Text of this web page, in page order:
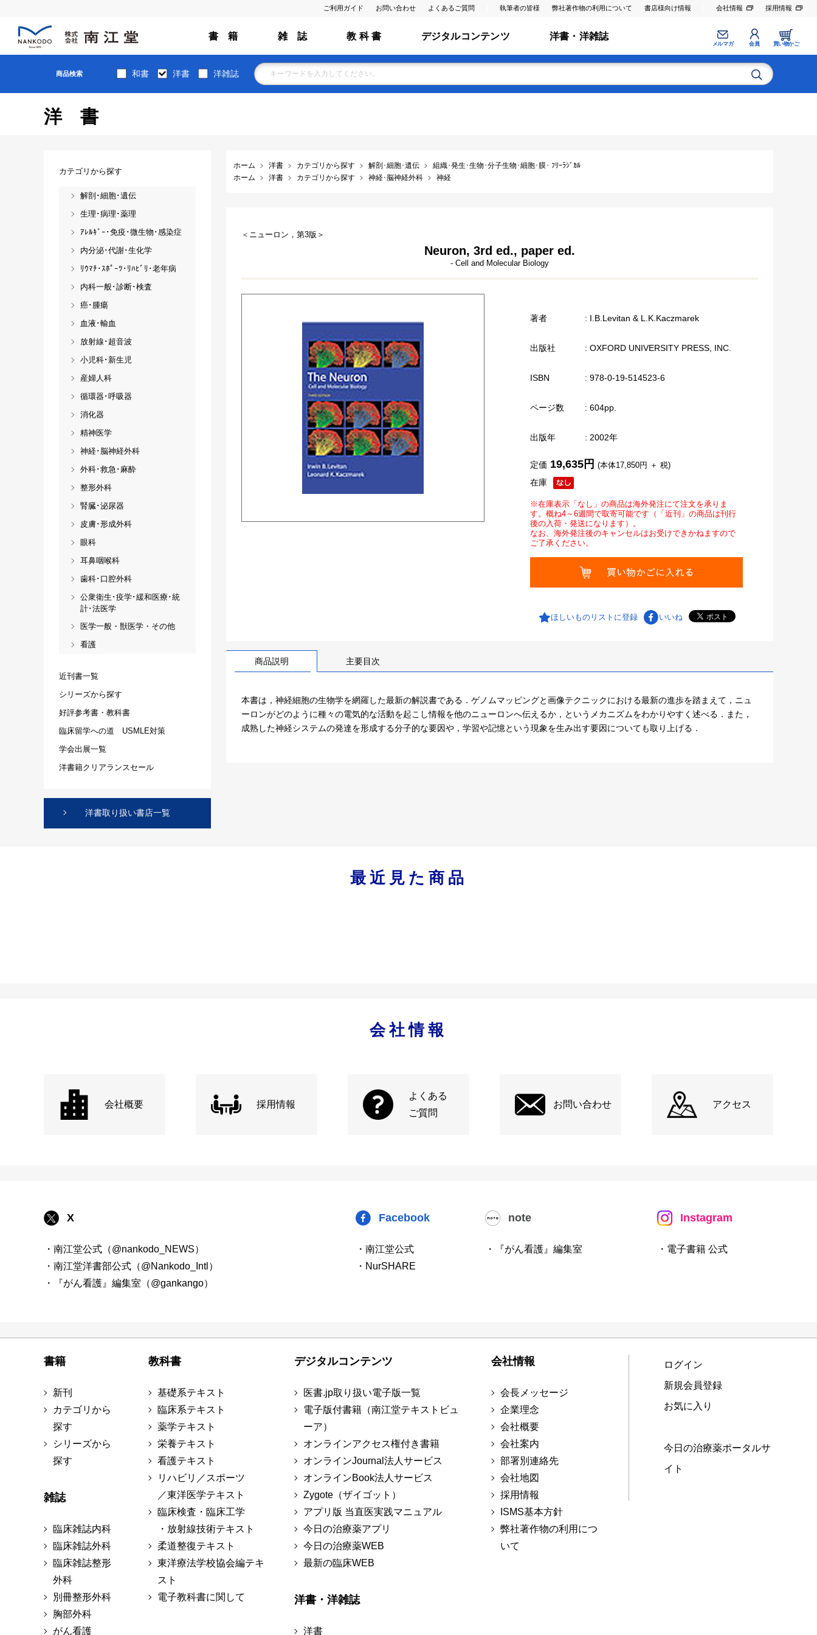
ご利用ガイド お問い合わせ よくあるご質問 執筆者の皆様 弊社著作物の利用について 書店様向け情報 会社情報 採用情報
書 籍 雑 誌 教 科 書 デジタルコンテンツ 洋書・洋雑誌
メルマガ 会員 買い物かご
商品検索 和書 洋書 洋雑誌
洋書
ホーム 洋書 カテゴリから探す 解剖･細胞･遺伝
組織･発生･生物･分子生物･細胞･膜･ ﾌﾘｰﾗｼﾞｶﾙ
ホーム
洋書 カテゴリから探す 神経･脳神経外科 神経
＜ニューロン，第3版＞
Neuron, 3rd ed., paper ed.
- Cell and Molecular Biology
著者 : I.B.Levitan & L.K.Kaczmarek
出版社 : OXFORD UNIVERSITY PRESS, INC.
ISBN : 978-0-19-514523-6
ページ数 : 604pp.
出版年 : 2002年
在庫
定価 19,635円 (本体17,850円 ＋ 税)
※在庫表示「なし」の商品は海外発注にて注文を承りま
す。概ね4～6週間で取寄可能です（「近刊」の商品は刊行
後の入荷・発送になります）。
なお、海外発注後のキャンセルはお受けできかねますので
ご了承ください。
ほしいものリストに登録 いいね
商品説明 主要目次
本書は，神経細胞の生物学を網羅した最新の解説書である．ゲノムマッピングと画像テクニックにおける最新の進歩を踏まえて，ニュ
ーロンがどのように種々の電気的な活動を起こし情報を他のニューロンへ伝えるか，というメカニズムをわかりやすく述べる．また，
成熟した神経システムの発達を形成する分子的な要因や，学習や記憶という現象を生み出す要因についても取り上げる．
カテゴリから探す
解剖･細胞･遺伝
生理･病理･薬理
ｱﾚﾙｷﾞｰ･免疫･微生物･感染症
内分泌･代謝･生化学
ﾘｳﾏﾁ･ｽﾎﾟｰﾂ･ﾘﾊﾋﾞﾘ･老年病
内科一般･診断･検査
癌･腫瘍
血液･輸血
放射線･超音波
小児科･新生児
産婦人科
循環器･呼吸器
消化器
精神医学
神経･脳神経外科
外科･救急･麻酔
整形外科
腎臓･泌尿器
皮膚･形成外科
眼科
耳鼻咽喉科
歯科･口腔外科
公衆衛生･疫学･緩和医療･統
計･法医学
医学一般・獣医学・その他
看護
近刊書一覧
シリーズから探す
好評参考書・教科書
臨床留学への道 USMLE対策
学会出展一覧
洋書籍クリアランスセール
洋書取り扱い書店一覧
最近見た商品
会社情報
会社概要 採用情報
よくある
ご質問
お問い合わせ アクセス
X
・南江堂公式（@nankodo_NEWS）
・南江堂洋書部公式（@Nankodo_Intl）
・『がん看護』編集室（@gankango）
Facebook
・南江堂公式
・NurSHARE
note
・『がん看護』編集室
Instagram
・電子書籍 公式
書籍
新刊
カテゴリから
探す
シリーズから
探す
雑誌
臨床雑誌内科
臨床雑誌外科
臨床雑誌整形
外科
別冊整形外科
胸部外科
がん看護
教科書
基礎系テキスト
臨床系テキスト
薬学テキスト
栄養テキスト
看護テキスト
リハビリ／スポーツ
／東洋医学テキスト
臨床検査・臨床工学
・放射線技術テキスト
柔道整復テキスト
東洋療法学校協会編テキ
スト
電子教科書に関して
デジタルコンテンツ
医書.jp取り扱い電子版一覧
電子版付書籍（南江堂テキストビュ
ーア）
オンラインアクセス権付き書籍
オンラインJournal法人サービス
オンラインBook法人サービス
Zygote（ザイゴット）
アプリ版 当直医実践マニュアル
今日の治療薬アプリ
今日の治療薬WEB
最新の臨床WEB
洋書・洋雑誌
洋書
会社情報
会長メッセージ
企業理念
会社概要
会社案内
部署別連絡先
会社地図
採用情報
ISMS基本方針
弊社著作物の利用につ
いて
ログイン
新規会員登録
お気に入り
今日の治療薬ポータルサ
イト